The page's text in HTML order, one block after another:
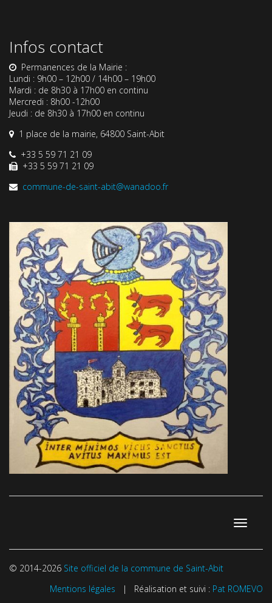
Infos contact
Permanences de la Mairie :
Lundi : 9h00 – 12h00 / 14h00 – 19h00
Mardi : de 8h30 à 17h00 en continu
Mercredi : 8h00 -12h00
Jeudi : de 8h30 à 17h00 en continu
1 place de la mairie, 64800 Saint-Abit
+33 5 59 71 21 09
+33 5 59 71 21 09
commune-de-saint-abit@wanadoo.fr
Toggle
© 2014-2026 Site officiel de la commune de Saint-Abit
Mentions légales | Réalisation et suivi : Pat ROMEVO